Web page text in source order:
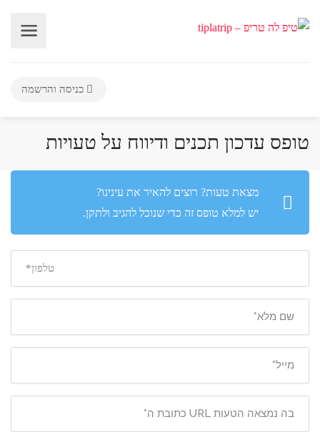
כניסה והרשמה
טופס עדכון תכנים ודיווח על טעויות
מצאת טעות? רוצים להאיר את עינינו?
יש למלא טופס זה כדי שנוכל להגיב ולתקן.